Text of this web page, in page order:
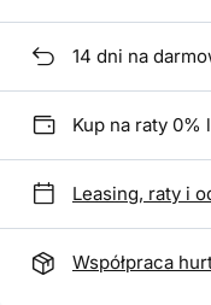
14 dni na
Kup na raty 0%
Leasing, raty i
Współpraca